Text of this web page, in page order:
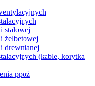
stalowej
żelbetowej
drewnianej
(kable, korytka
ppoż